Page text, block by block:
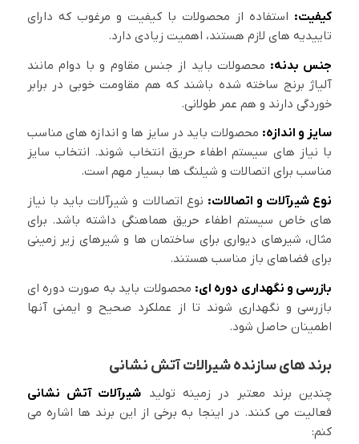
کیفیت: استفاده از محصولات با کیفیت و مرغوب که دارای
تاییدیه های لازم هستند، اهمیت زیادی دارد.
جنس بدنه: محصولات باید از جنس مقاوم و با دوام مانند
آلیاژ برنج ساخته شده باشند که هم مقاومت خوبی در برابر
خوردگی دارند و هم عمر طولانی.
سایز و اندازه: محصولات باید در سایز ها و اندازه های مناسب
با نیاز های سیستم اطفاء حریق انتخاب شوند. انتخاب سایز
مناسب برای اتصالات و شیلنگ ها بسیار مهم است.
نوع شیرآلات و اتصالات: نوع اتصالات و شیرآلات باید با نیاز
های خاص سیستم اطفاء حریق هماهنگی داشته باشد. برای
مثال، شیرهای دیواری برای ساختمان ها و شیرهای زیر زمینی
برای فضاهای باز مناسب هستند.
بازرسی و نگهداری دوره ای: محصولات باید به صورت دوره ای
بازرسی و نگهداری شوند تا از عملکرد صحیح و ایمنی آنها
اطمینان حاصل شود.
برند های سازنده شیرالات آتش نشانی
چندین برند معتبر در زمینه تولید شیرآلات آتش نشانی
فعالیت می کنند. در اینجا به برخی از این برند ها اشاره می
کنم: